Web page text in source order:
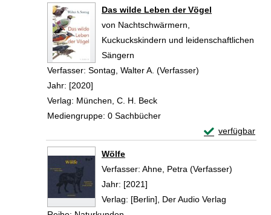
Das wilde Leben der Vögel
von Nachtschwärmern,
Kuckuckskindern und leidenschaftlichen
Sängern
Verfasser: Sontag, Walter A. (Verfasser)
Jahr: [2020]
Verlag: München, C. H. Beck
Mediengruppe: 0 Sachbücher
verfügbar
Exemplar-
Wölfe
Verfasser: Ahne, Petra (Verfasser)
Jahr: [2021]
Verlag: [Berlin], Der Audio Verlag